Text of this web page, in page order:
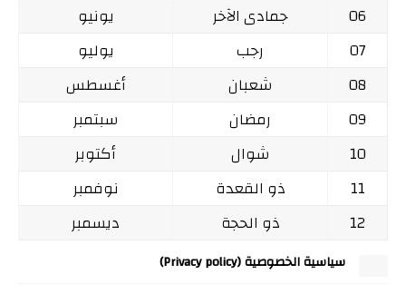
06
جمادى الآخر
يونيو
07
رجب
يوليو
08
شعبان
أغسطس
09
رمضان
سبتمبر
10
شوال
أكتوبر
11
ذو القعدة
نوفمبر
12
ذو الحجة ديسمبر
سياسية الخصوصية (Privacy policy)